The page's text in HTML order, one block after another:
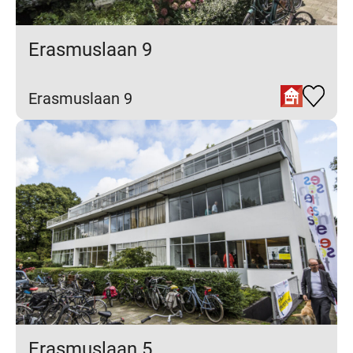
Erasmuslaan 9
Erasmuslaan 9